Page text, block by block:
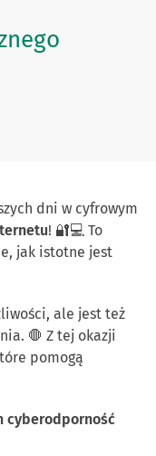
dni w cyfrowym
! 🔐💻 To
jak istotne jest
ale jest też
🛑 Z tej okazji
pomogą
cyberodporność